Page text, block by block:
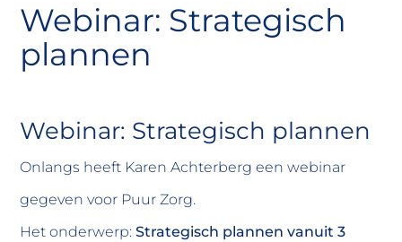
Webinar: Strategisch
plannen
Webinar: Strategisch plannen
Onlangs heeft Karen Achterberg een webinar
gegeven voor Puur Zorg.
Het onderwerp:Strategisch plannen vanuit 3